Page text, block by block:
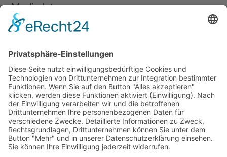
Mediadaten
Newsletter
LogIn
Legal
Impressum
Datenschutzerklärung
Cookie-Einstellungen